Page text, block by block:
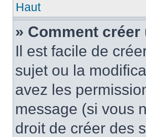
Haut
» Comment créer
Il est facile de
sujet ou la
avez les
message (si vous
droit de créer des